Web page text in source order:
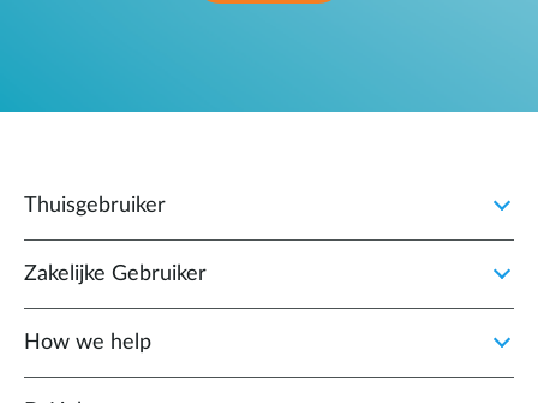
Thuisgebruiker
Zakelijke Gebruiker
How we help